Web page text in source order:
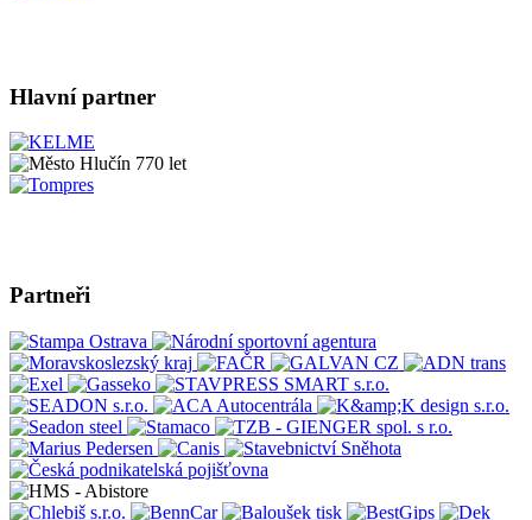
Hlavní partner
Partneři